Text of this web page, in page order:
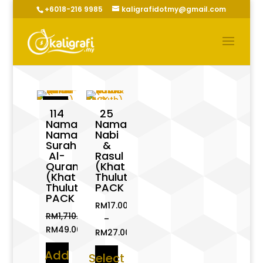
+6018-216 9985 kaligrafidotmy@gmail.com
114
Nama-
Nama
Surah
Al-
Quran
(Khat
Thuluth)
PACK
RM1,710.00
Original
price
was:
RM49.00
Current
price
Add
25
Nama
Nabi
&
Rasul
(Khat
Thuluth)
PACK
RM17.00
–
RM27.00
Price
range:
Select